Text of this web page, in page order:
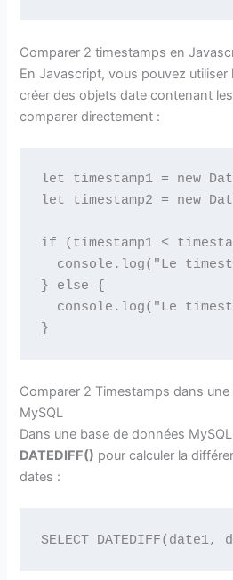
Comparer 2 timestamps en
En Javascript, vous pouvez utiliser
créer des objets date contenant
comparer directement :
let timestamp1 = new
let timestamp2 = new
if (timestamp1 <
console.log("Le
} else {
console.log("Le
Comparer 2 Timestamps dans
MySQL
Dans une base de données
DATEDIFF() pour calculer la
dates :